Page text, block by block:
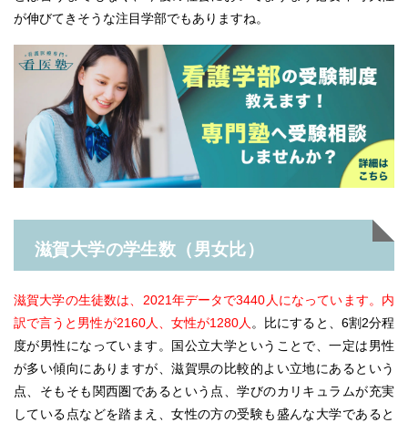
が伸びてきそうな注目学部でもありますね。
滋賀大学の学生数（男女比）
滋賀大学の生徒数は、2021年データで3440人になっています。内
訳で言うと男性が2160人、女性が1280人。比にすると、6割2分程
度が男性になっています。国公立大学ということで、一定は男性
が多い傾向にありますが、滋賀県の比較的よい立地にあるという
点、そもそも関西圏であるという点、学びのカリキュラムが充実
している点などを踏まえ、女性の方の受験も盛んな大学であると